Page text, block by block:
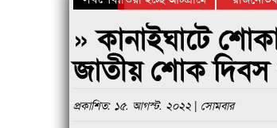
ক্রীড়া প্রতিযোগিতার পুরস্কার বিতরণ সম্পন্ন
সিলেটে
» কানাইঘাটে
জাতীয় শোক দিবস
প্রকাশিত: ১৫. আগস্ট. ২০২২ | সোমবার